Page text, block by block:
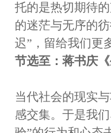
托的是热切期待
的迷茫与无序的
迟”，留给我们
节选至：蒋书庆
当代社会的现实
感交集。于是我